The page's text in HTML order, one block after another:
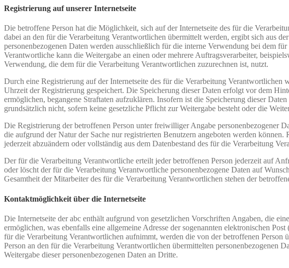
Registrierung auf unserer Internetseite
Die betroffene Person hat die Möglichkeit, sich auf der Internetseite des für die
dabei an den für die Verarbeitung Verantwortlichen übermittelt werden, ergibt sich aus
personenbezogenen Daten werden ausschließlich für die interne Verwendung bei dem
Verantwortliche kann die Weitergabe an einen oder mehrere Auftragsverarbeiter,
Verwendung, die dem für die Verarbeitung Verantwortlichen zuzurechnen ist, nutzt.
Durch eine Registrierung auf der Internetseite des für die Verarbeitung
Uhrzeit der Registrierung gespeichert. Die Speicherung dieser Daten erfolgt vor dem
ermöglichen, begangene Straftaten aufzuklären. Insofern ist die Speicherung dieser
grundsätzlich nicht, sofern keine gesetzliche Pflicht zur Weitergabe besteht oder die
Die Registrierung der betroffenen Person unter freiwilliger Angabe personenbezogener
die aufgrund der Natur der Sache nur registrierten Benutzern angeboten werden
jederzeit abzuändern oder vollständig aus dem Datenbestand des für die Verarbeitung
Der für die Verarbeitung Verantwortliche erteilt jeder betroffenen Person jederzeit auf
oder löscht der für die Verarbeitung Verantwortliche personenbezogene Daten auf
Gesamtheit der Mitarbeiter des für die Verarbeitung Verantwortlichen stehen der
Kontaktmöglichkeit über die Internetseite
Die Internetseite der abc enthält aufgrund von gesetzlichen Vorschriften Angaben, die
ermöglichen, was ebenfalls eine allgemeine Adresse der sogenannten elektronischen
für die Verarbeitung Verantwortlichen aufnimmt, werden die von der betroffenen
Person an den für die Verarbeitung Verantwortlichen übermittelten personenbezogenen
Weitergabe dieser personenbezogenen Daten an Dritte.